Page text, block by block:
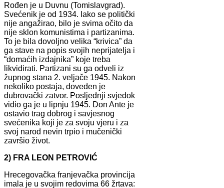
Rođen je u Duvnu (Tomislavgrad).
Svećenik je od 1934. Iako se politički
nije angažirao, bilo je svima očito da
nije sklon komunistima i partizanima.
To je bila dovoljno velika “krivica” da
ga stave na popis svojih neprijatelja i
“domaćih izdajnika” koje treba
likvidirati. Partizani su ga odveli iz
župnog stana 2. veljače 1945. Nakon
nekoliko postaja, doveden je
dubrovački zatvor. Posljednji svjedok
vidio ga je u lipnju 1945. Don Ante je
ostavio trag dobrog i savjesnog
svećenika koji je za svoju vjeru i za
svoj narod nevin trpio i mučenički
završio život.
2) FRA LEON PETROVIĆ
Hrecegovačka franjevačka provincija
imala je u svojim redovima 66 žrtava: